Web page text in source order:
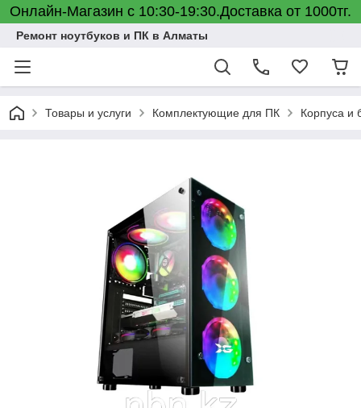
Онлайн-Магазин с 10:30-19:30.Доставка от 1000тг.
Ремонт ноутбуков и ПК в Алматы
Товары и услуги Комплектующие для ПК Корпуса и